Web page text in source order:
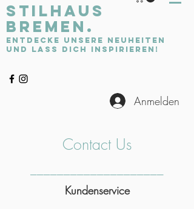
STILHAUS
BREMEN.
Entdecke unsere Neuheiten
und lass dich inspirieren!
Anmelden
Contact Us
Kundenservice